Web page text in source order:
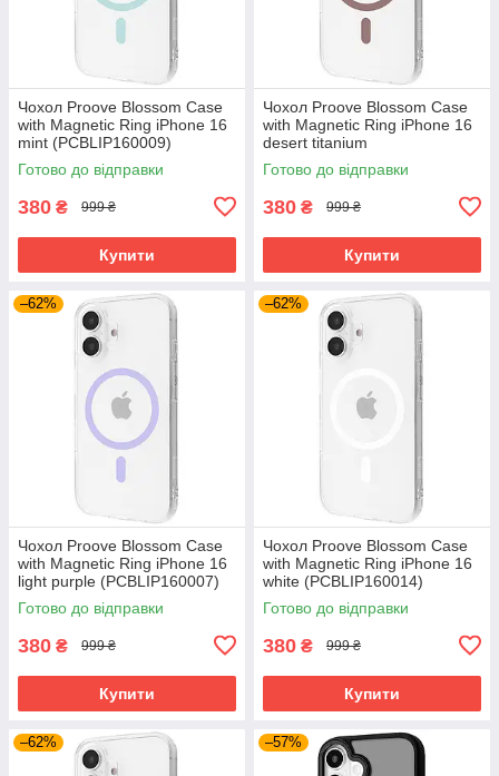
Чохол Proove Blossom Case
with Magnetic Ring iPhone 16
mint (PCBLIP160009)
Готово до відправки
380 ₴ 999 ₴
Купити
Чохол Proove Blossom Case
with Magnetic Ring iPhone 16
desert titanium
(PCBLIP160033)
Готово до відправки
380 ₴ 999 ₴
Купити
–62%
Чохол Proove Blossom Case
with Magnetic Ring iPhone 16
light purple (PCBLIP160007)
Готово до відправки
380 ₴ 999 ₴
Купити
–62%
Чохол Proove Blossom Case
with Magnetic Ring iPhone 16
white (PCBLIP160014)
Готово до відправки
380 ₴ 999 ₴
Купити
–62% –57%